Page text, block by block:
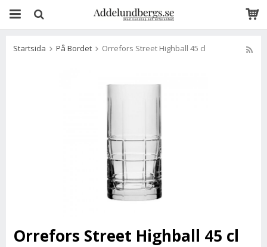
Startsida På Bordet Orrefors Street Highball 45 cl
Orrefors Street Highball 45 cl